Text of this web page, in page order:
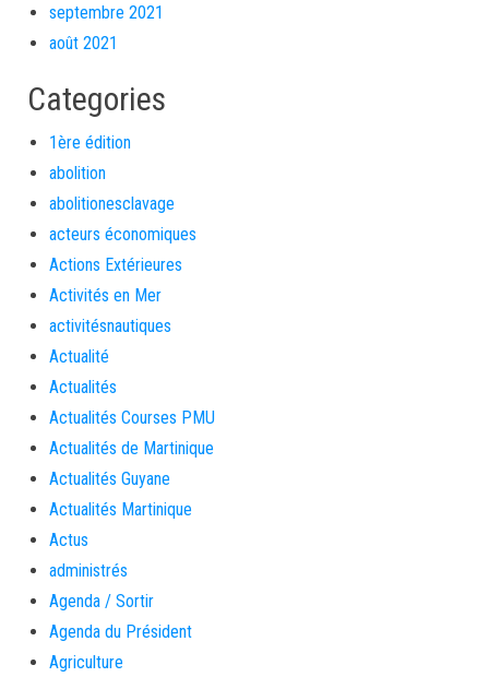
septembre 2021
août 2021
Categories
1ère édition
abolition
abolitionesclavage
acteurs économiques
Actions Extérieures
Activités en Mer
activitésnautiques
Actualité
Actualités
Actualités Courses PMU
Actualités de Martinique
Actualités Guyane
Actualités Martinique
Actus
administrés
Agenda / Sortir
Agenda du Président
Agriculture